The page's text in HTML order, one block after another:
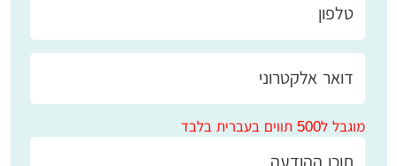
מוגבל ל500 תווים בעברית בלבד